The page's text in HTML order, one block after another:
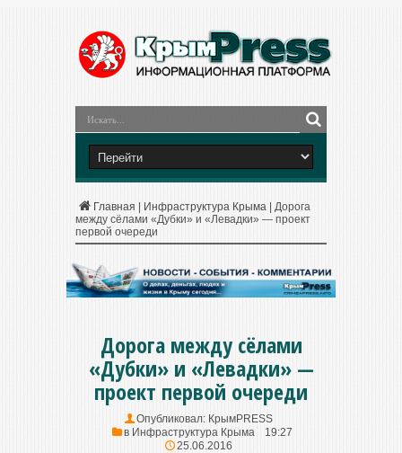
Главная Инфраструктура Крыма
Дорога
между сёлами «Дубки» и «Левадки» — проект
первой очереди
Дорога между сёлами
«Дубки» и «Левадки» —
проект первой очереди
Опубликовал: КрымPRESS
в Инфраструктура Крыма
19:27
25.06.2016